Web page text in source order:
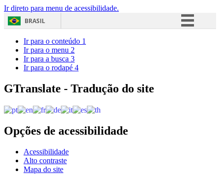
Ir direto para menu de acessibilidade.
BRASIL
Acesso à informação
Ir para o conteúdo 1
Ir para o menu 2
Ir para a busca 3
Ir para o rodapé 4
GTranslate - Tradução do site
Opções de acessibilidade
Acessibilidade
Alto contraste
Mapa do site